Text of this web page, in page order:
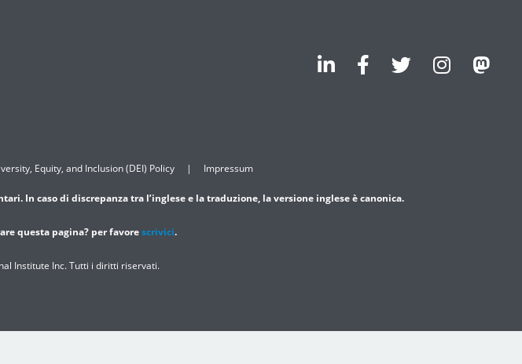
Equity, and Inclusion (DEI) Policy Impressum
In caso di discrepanza tra l’inglese e la traduzione, la versione inglese è canonica.
questa pagina? per favorescrivici.
Institute Inc. Tutti i diritti riservati.